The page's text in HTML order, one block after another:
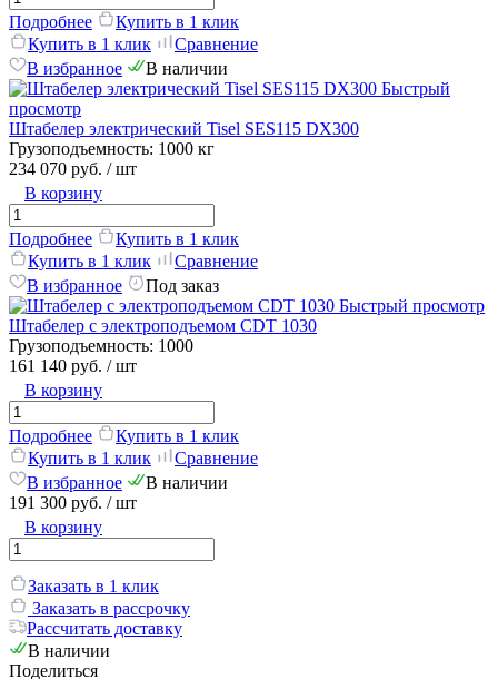
Подробнее
Купить в 1 клик
Купить в 1 клик
Сравнение
В избранное
В наличии
Быстрый
просмотр
Штабелер электрический Tisel SES115 DX300
Грузоподъемность: 1000 кг
234 070 руб. / шт
В корзину
Подробнее
Купить в 1 клик
Купить в 1 клик
Сравнение
В избранное
Под заказ
Быстрый просмотр
Штабелер с электроподъемом CDT 1030
Грузоподъемность: 1000
161 140 руб. / шт
В корзину
Подробнее
Купить в 1 клик
Купить в 1 клик
Сравнение
В избранное
В наличии
191 300 руб. / шт
В корзину
Заказать в 1 клик
Заказать в рассрочку
Рассчитать доставку
В наличии
Поделиться